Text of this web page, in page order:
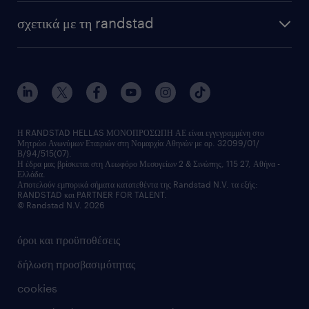
webinars
εκπαίδευση εργαζομένων
υπηρεσίες inhouse
υπηρεσίες redeployment
workforce insights
επικοινώνησε μαζί μας
employer brand
σχετικά με τη randstad
τα γραφεία μας
δελτία τύπου
οικονομικά στοιχεία
επικοινώνησε μαζί μας
όροι και προϋποθέσεις
δήλωση προσβασιμότητας
cookies
Η RANDSTAD HELLAS ΜΟΝΟΠΡΟΣΩΠΗ ΑΕ είναι εγγεγραμμένη στο
Μητρώο Ανωνύμων Εταιριών στη Νομαρχία Αθηνών με αρ. 32099/01/
Β/94/515(07).
Η έδρα μας βρίσκεται στη Λεωφόρο Μεσογείων 2 & Σινώπης, 115 27, Αθήνα -
Ελλάδα.
Αποτελούν εμπορικά σήματα κατατεθέντα της Randstad N.V. τα εξής:
RANDSTAD και PARTNER FOR TALENT.
© Randstad N.V. 2026